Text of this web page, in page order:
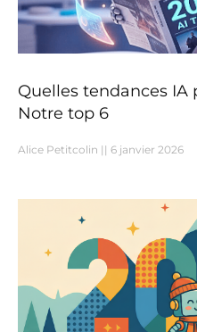
Quelles tendances IA
Notre top 6
Alice Petitcolin 6 janvier 2026